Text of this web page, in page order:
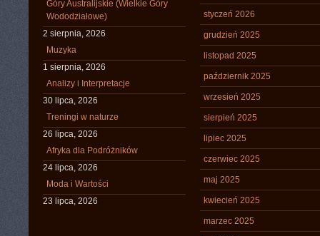
Góry Australijskie (Wielkie Góry
Wododziałowe)
2 sierpnia, 2026
Muzyka
1 sierpnia, 2026
Analizy i Interpretacje
30 lipca, 2026
Treningi w naturze
26 lipca, 2026
Afryka dla Podróżników
24 lipca, 2026
Moda i Wartości
23 lipca, 2026
styczeń 2026
grudzień 2025
listopad 2025
październik 2025
wrzesień 2025
sierpień 2025
lipiec 2025
czerwiec 2025
maj 2025
kwiecień 2025
marzec 2025